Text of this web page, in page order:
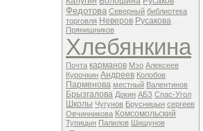
Федотова Северный библиотека
торговля Неверов Русакова
Прянишников
Хлебянкина
Почта карманов Мэо Алексеев
Курочкин Андреев Колобов
Парменова местный Валентинов
Брызгалова Докин АБЗ Спас-Угол
Школы Чугунов Брусницын сергеев
Овчинникова Комсомольский
Тупицын Палилов Шишунов